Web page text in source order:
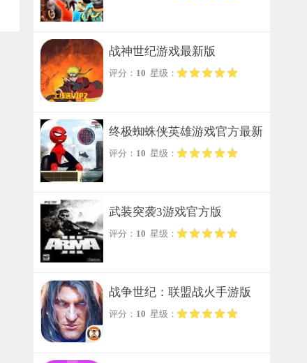
战神世纪游戏最新版
评分： 10 星级：
终极蜘蛛侠英雄游戏官方最新
版
评分： 10 星级：
武装突袭3游戏官方版
评分： 10 星级：
战争世纪：联盟战火手游版
评分： 10 星级：